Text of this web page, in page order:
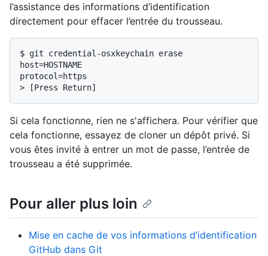
l’assistance des informations d’identification
directement pour effacer l’entrée du trousseau.
$ git credential-osxkeychain erase
host=HOSTNAME
>
[Press Return]
Si cela fonctionne, rien ne s'affichera. Pour vérifier que
cela fonctionne, essayez de cloner un dépôt privé. Si
vous êtes invité à entrer un mot de passe, l’entrée de
trousseau a été supprimée.
Pour aller plus loin
Mise en cache de vos informations d’identification
GitHub dans Git